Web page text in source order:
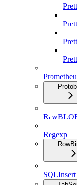
Regexp
SQLInsert